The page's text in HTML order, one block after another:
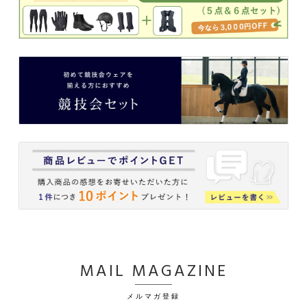
MAIL MAGAZINE
メルマガ登録